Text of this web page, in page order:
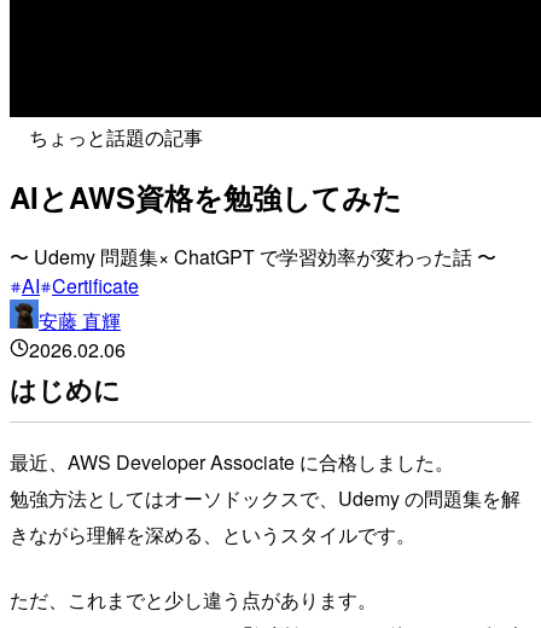
ちょっと話題の記事
AIとAWS資格を勉強してみた
〜 Udemy 問題集× ChatGPT で学習効率が変わった話 〜
AI Certificate
安藤 直輝
2026.02.06
はじめに
最近、AWS Developer Associate に合格しました。
勉強方法としてはオーソドックスで、Udemy の問題集を解
きながら理解を深める、というスタイルです。
ただ、これまでと少し違う点があります。